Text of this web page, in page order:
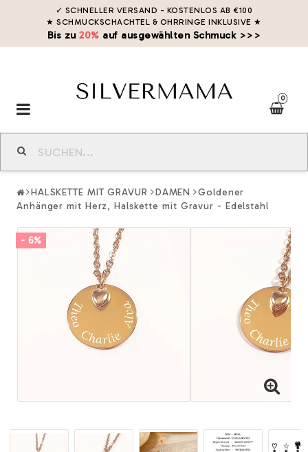
✓ SCHNELLER VERSAND - KOSTENLOS AB €100
★ SCHMUCKSCHACHTEL & OHRRINGE INKLUSIVE ★
Bis zu20% auf ausgewählten Schmuck >>>
0
Toggle
navigation
HALSKETTE MIT GRAVUR DAMEN
Goldener
Anhänger mit Herz, Halskette mit Gravur - Edelstahl
- 6%